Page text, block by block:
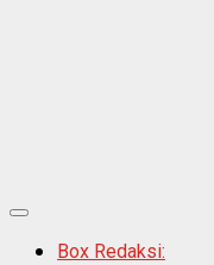
Primary
MenuBox Redaksi: